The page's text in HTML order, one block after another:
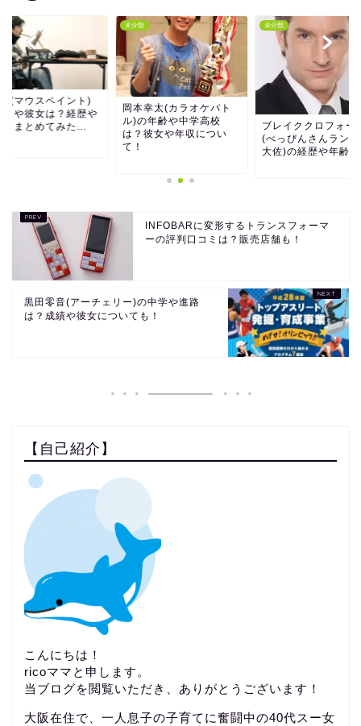
マウスペイント)
名や彼女は？経歴や
もまとめてみた...
未分類
岡本幸太(カラオケバト
ル)の年齢や中学高校
は？彼女や年収につい
て！
未分類
ブレイククロフォー
(べっぴんさんラン
大佐)の経歴や年齢
INFOBARに変形するトランスフォーマ
ーの評判口コミは？販売店舗も！
黒田零音(アーチェリー)の中学や進路
は？成績や彼女についても！
【自己紹介】
こんにちは！
ricoママと申します。
当ブログを閲覧いただき、ありがとうございます！
大阪在住で、一人息子の子育てに奮闘中の40代スー女